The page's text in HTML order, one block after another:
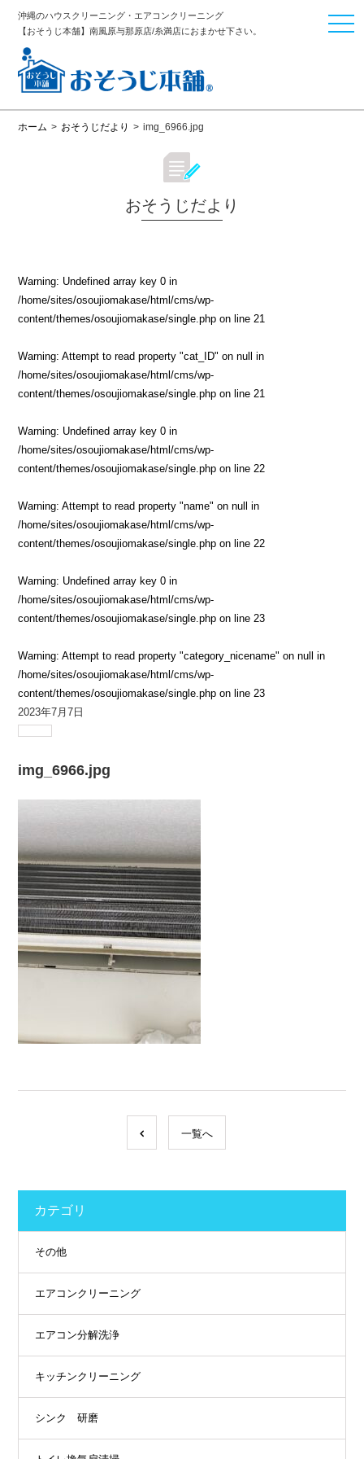
沖縄のハウスクリーニング・エアコンクリーニング
【おそうじ本舗】南風原与那原店/糸満店におまかせ下さい。
ホーム > おそうじだより > img_6966.jpg
おそうじだより
Warning: Undefined array key 0 in
/home/sites/osoujiomakase/html/cms/wp-
content/themes/osoujiomakase/single.php on line 21
Warning: Attempt to read property "cat_ID" on null in
/home/sites/osoujiomakase/html/cms/wp-
content/themes/osoujiomakase/single.php on line 21
Warning: Undefined array key 0 in
/home/sites/osoujiomakase/html/cms/wp-
content/themes/osoujiomakase/single.php on line 22
Warning: Attempt to read property "name" on null in
/home/sites/osoujiomakase/html/cms/wp-
content/themes/osoujiomakase/single.php on line 22
Warning: Undefined array key 0 in
/home/sites/osoujiomakase/html/cms/wp-
content/themes/osoujiomakase/single.php on line 23
Warning: Attempt to read property "category_nicename" on null in
/home/sites/osoujiomakase/html/cms/wp-
content/themes/osoujiomakase/single.php on line 23
2023年7月7日
img_6966.jpg
一覧へ
カテゴリ
その他
エアコンクリーニング
エアコン分解洗浄
キッチンクリーニング
シンク 研磨